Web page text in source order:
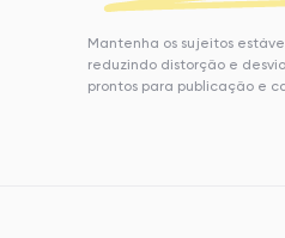
Mantenha os sujeitos
reduzindo distorção e
prontos para publicação e